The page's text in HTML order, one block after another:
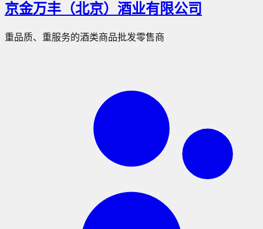
京金万丰（北京）酒业有限公司
重品质、重服务的酒类商品批发零售商